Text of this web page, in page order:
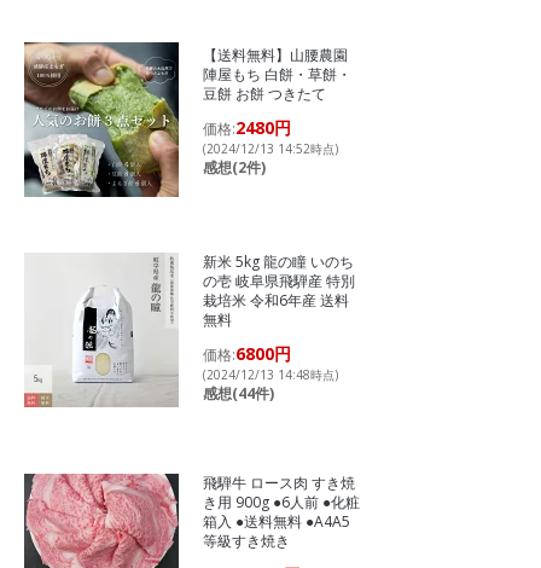
【送料無料】山腰農園
陣屋もち 白餅・草餅・
豆餅 お餅 つきたて
価格:2480円
(2024/12/13 14:52時点)
感想(2件)
新米 5kg 龍の瞳 いのち
の壱 岐阜県飛騨産 特別
栽培米 令和6年産 送料
無料
価格:6800円
(2024/12/13 14:48時点)
感想(44件)
飛騨牛 ロース肉 すき焼
き用 900g ●6人前 ●化粧
箱入 ●送料無料 ●A4A5
等級すき焼き